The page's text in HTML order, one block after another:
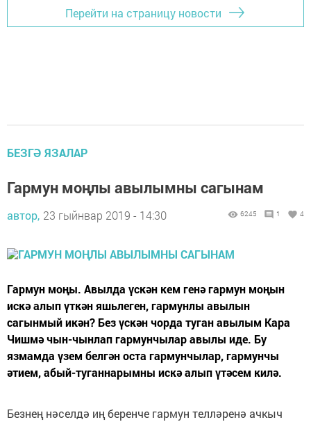
Перейти на страницу новости
БЕЗГӘ ЯЗАЛАР
Гармун моңлы авылымны сагынам
автор, 23 гыйнвар 2019 - 14:30 6245 1 4
Гармун моңы. Авылда үскән кем генә гармун моңын
искә алып үткән яшьлеген, гармунлы авылын
сагынмый икән? Без үскән чорда туган авылым Кара
Чишмә чын-чынлап гармунчылар авылы иде. Бу
язмамда үзем белгән оста гармунчылар, гармунчы
әтием, абый-туганнарымны искә алып үтәсем килә.
Безнең нәселдә иң беренче гармун телләренә ачкыч